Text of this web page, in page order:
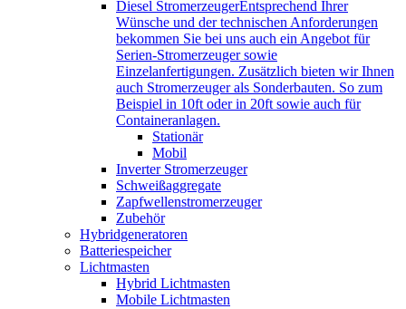
Diesel StromerzeugerEntsprechend Ihrer
Wünsche und der technischen Anforderungen
bekommen Sie bei uns auch ein Angebot für
Serien-Stromerzeuger sowie
Einzelanfertigungen. Zusätzlich bieten wir Ihnen
auch Stromerzeuger als Sonderbauten. So zum
Beispiel in 10ft oder in 20ft sowie auch für
Containeranlagen.
Stationär
Mobil
Inverter Stromerzeuger
Schweißaggregate
Zapfwellenstromerzeuger
Zubehör
Hybridgeneratoren
Batteriespeicher
Lichtmasten
Hybrid Lichtmasten
Mobile Lichtmasten